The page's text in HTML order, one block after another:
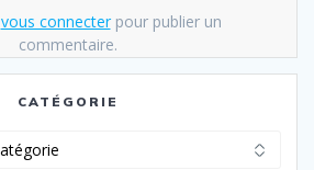
vous connecterpour publier un
commentaire.
CATÉGORIE